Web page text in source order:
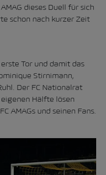
dieses Duell für sich
schon nach kurzer Zeit
Tor und damit das
Stirnimann,
Der FC Nationalrat
Hälfte lösen
AMAGs und seinen Fans.